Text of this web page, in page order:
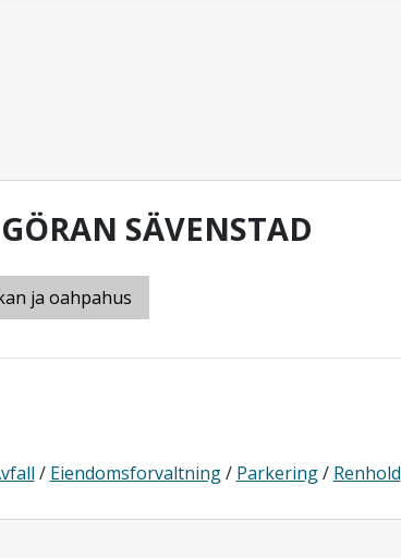
SÄVENSTAD
ja oahpahus
/ Eiendomsforvaltning/ Parkering/ Renhold